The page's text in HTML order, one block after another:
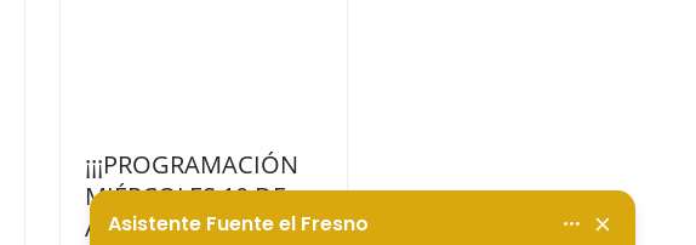
¡¡¡PROGRAMACIÓN
MIÉRCOLES 10 DE
AGOSTO!!!